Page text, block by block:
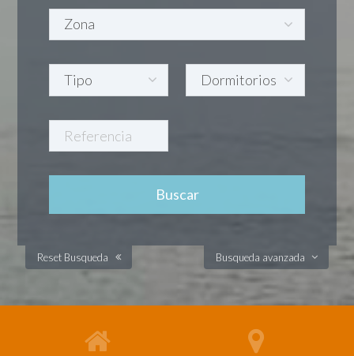
Busqueda avanzada
Reset Busqueda